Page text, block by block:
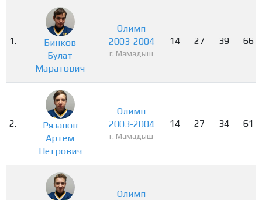
1.
Бинков
Булат
Маратович
Олимп
2003-2004
г. Мамадыш
14 27 39 66
2.
Рязанов
Артём
Петрович
Олимп
2003-2004
г. Мамадыш
14 27 34 61
Олимп